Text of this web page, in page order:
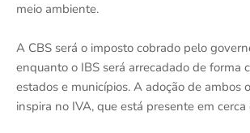
meio ambiente.
A CBS será o imposto cobrado pelo
enquanto o IBS será arrecadado de forma
estados e municípios. A adoção de ambos
inspira no IVA, que está presente em